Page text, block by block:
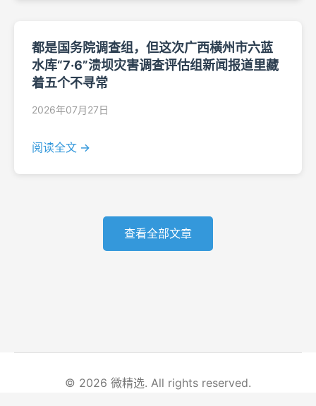
都是国务院调查组，但这次广西横州市六蓝
水库“7·6”溃坝灾害调查评估组新闻报道里藏
着五个不寻常
2026年07月27日
阅读全文 →
查看全部文章
© 2026 微精选. All rights reserved.